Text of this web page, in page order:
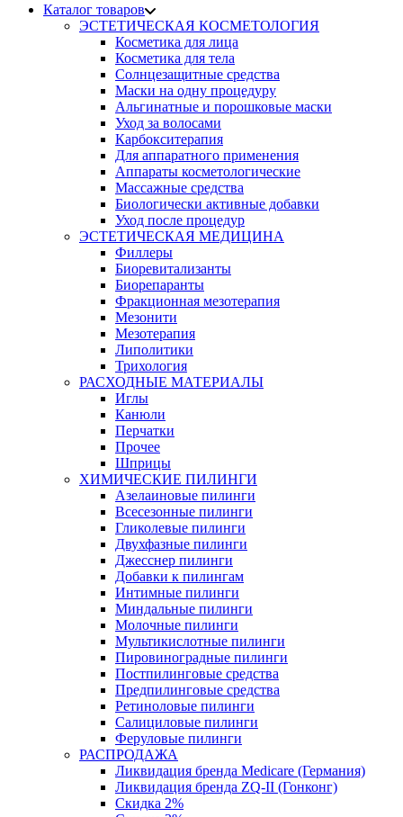
Каталог товаров
ЭСТЕТИЧЕСКАЯ КОСМЕТОЛОГИЯ
Косметика для лица
Косметика для тела
Солнцезащитные средства
Маски на одну процедуру
Альгинатные и порошковые маски
Уход за волосами
Карбокситерапия
Для аппаратного применения
Аппараты косметологические
Массажные средства
Биологически активные добавки
Уход после процедур
ЭСТЕТИЧЕСКАЯ МЕДИЦИНА
Филлеры
Биоревитализанты
Биорепаранты
Фракционная мезотерапия
Мезонити
Мезотерапия
Липолитики
Трихология
РАСХОДНЫЕ МАТЕРИАЛЫ
Иглы
Канюли
Перчатки
Прочее
Шприцы
ХИМИЧЕСКИЕ ПИЛИНГИ
Азелаиновые пилинги
Всесезонные пилинги
Гликолевые пилинги
Двухфазные пилинги
Джесснер пилинги
Добавки к пилингам
Интимные пилинги
Миндальные пилинги
Молочные пилинги
Мультикислотные пилинги
Пировиноградные пилинги
Постпилинговые средства
Предпилинговые средства
Ретиноловые пилинги
Салициловые пилинги
Феруловые пилинги
РАСПРОДАЖА
Ликвидация бренда Medicare (Германия)
Ликвидация бренда ZQ-II (Гонконг)
Скидка 2%